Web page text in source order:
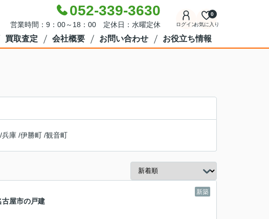
052-339-3630
営業時間：9：00～18：00 定休日：水曜定休 ログインお気に入り
0
買取査定 会社概要 お問い合わせ お役立ち情報
/兵庫 /伊勝町 /観音町
新築
屋市の戸建